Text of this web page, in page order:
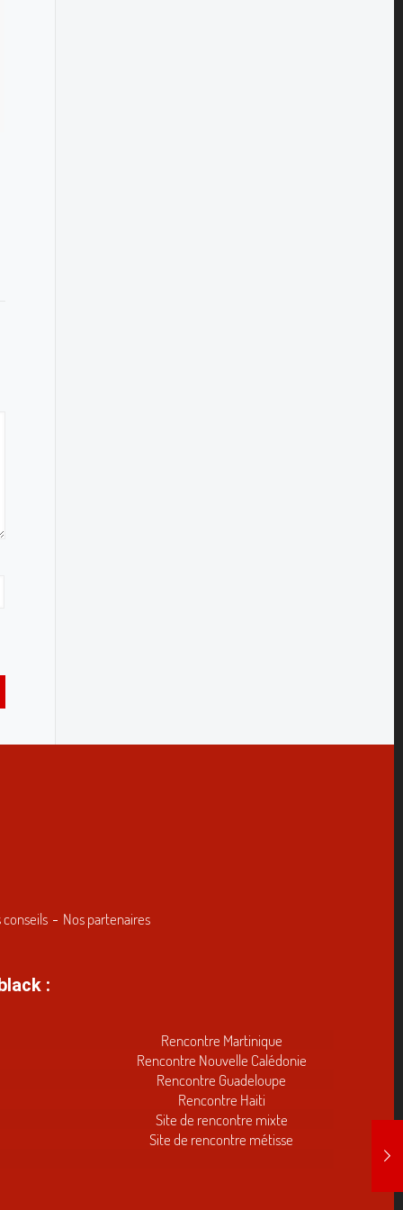
conseils Nos partenaires
:
Rencontre Martinique
Rencontre Nouvelle Calédonie
Rencontre Guadeloupe
Rencontre Haiti
Site de rencontre mixte
Site de rencontre métisse